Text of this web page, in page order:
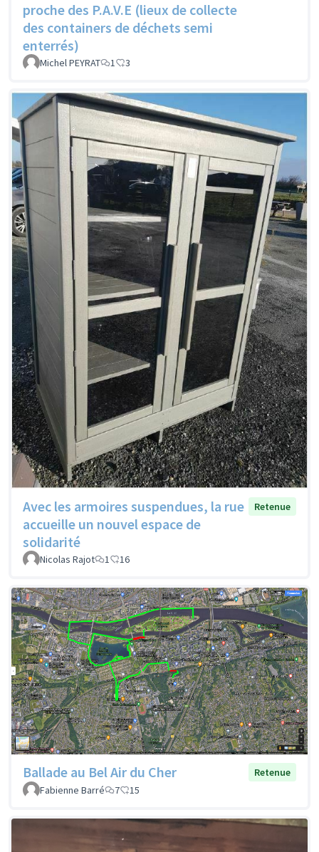
proche des P.A.V.E (lieux de collecte
des containers de déchets semi
enterrés)
Michel PEYRAT 1 3
Avec les armoires suspendues, la rue
accueille un nouvel espace de
solidarité
Retenue
Nicolas Rajot 1 16
Ballade au Bel Air du Cher
Retenue
Fabienne Barré
7 15